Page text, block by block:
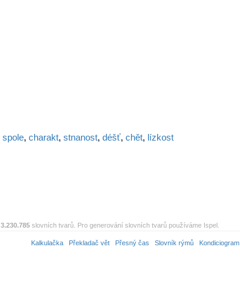
spole, charakt, stnanost, déšť, chět, lízkost
3.230.785 slovních tvarů. Pro generování slovních tvarů používáme Ispel.
Kalkulačka Překladač vět Přesný čas Slovník rýmů Kondiciogram